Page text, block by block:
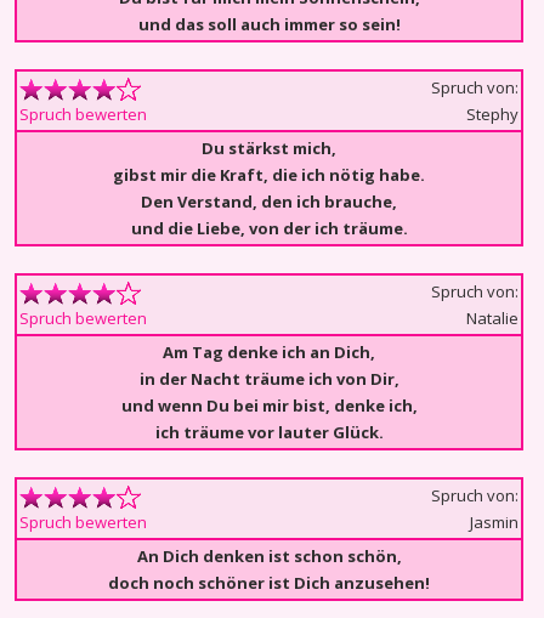
und das soll auch immer so sein!
Spruch bewerten
Spruch von:
Stephy
Du stärkst mich,
gibst mir die Kraft, die ich nötig habe.
Den Verstand, den ich brauche,
und die Liebe, von der ich träume.
Spruch bewerten
Spruch von:
Natalie
Am Tag denke ich an Dich,
in der Nacht träume ich von Dir,
und wenn Du bei mir bist, denke ich,
ich träume vor lauter Glück.
Spruch bewerten
Spruch von:
Jasmin
An Dich denken ist schon schön,
doch noch schöner ist Dich anzusehen!